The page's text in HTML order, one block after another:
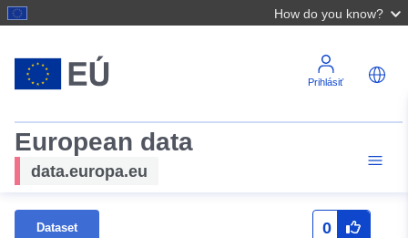
How do you know?
Prihlásiť
European data
data.europa.eu
Dataset 0